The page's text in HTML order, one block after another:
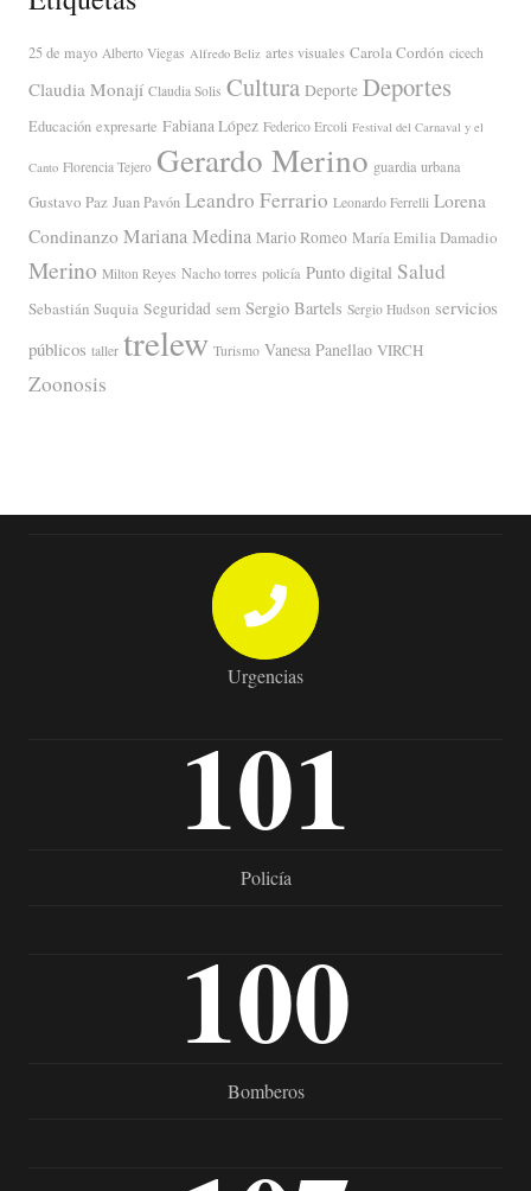
25 de mayo Alberto Viegas Alfredo Beliz artes visuales Carola Cordón cicech
Claudia Monají Claudia Solis Cultura Deporte Deportes
Educación expresarte Fabiana López Federico Ercoli Festival del Carnaval y el
Canto Florencia Tejero Gerardo Merino guardia urbana
Gustavo Paz Juan Pavón Leandro Ferrario Leonardo Ferrelli Lorena
Condinanzo Mariana Medina Mario Romeo María Emilia Damadio
Merino Milton Reyes Nacho torres policía Punto digital Salud
Sebastián Suquia Seguridad sem Sergio Bartels Sergio Hudson servicios
públicos taller trelew Turismo Vanesa Panellao VIRCH
Zoonosis
Urgencias
101
Policía
100
Bomberos